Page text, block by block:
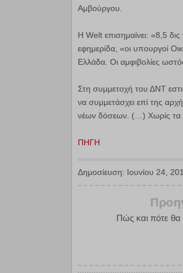
Αμβούργου.
Η Welt επισημαίνει: «8,5
εφημερίδα, «οι υπουργοί
Ελλάδα. Οι αμφιβολίες
Στη συμμετοχή του ΔΝΤ
να συμμετάσχει επί της
νέων δόσεων. (…) Χωρίς τα
ΠΗΓΗ
Δημοσίευση: Ιουνίου 24,
Πώς και πότε θα